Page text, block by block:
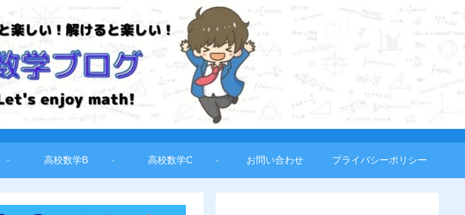
高校数学B 高校数学C お問い合わせ プライバシーポリシー